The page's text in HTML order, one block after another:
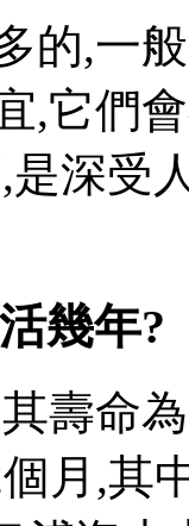
的,一
們會
深受人
幾年?
命為2
月,其